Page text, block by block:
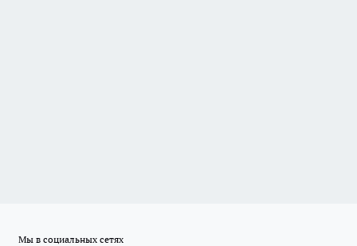
Мы в социальных сетях